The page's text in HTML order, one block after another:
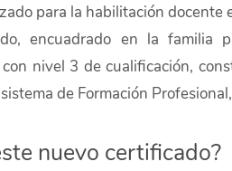
para la habilitación docente
encuadrado en la familia
nivel 3 de cualificación,
de Formación
nuevo certificado?